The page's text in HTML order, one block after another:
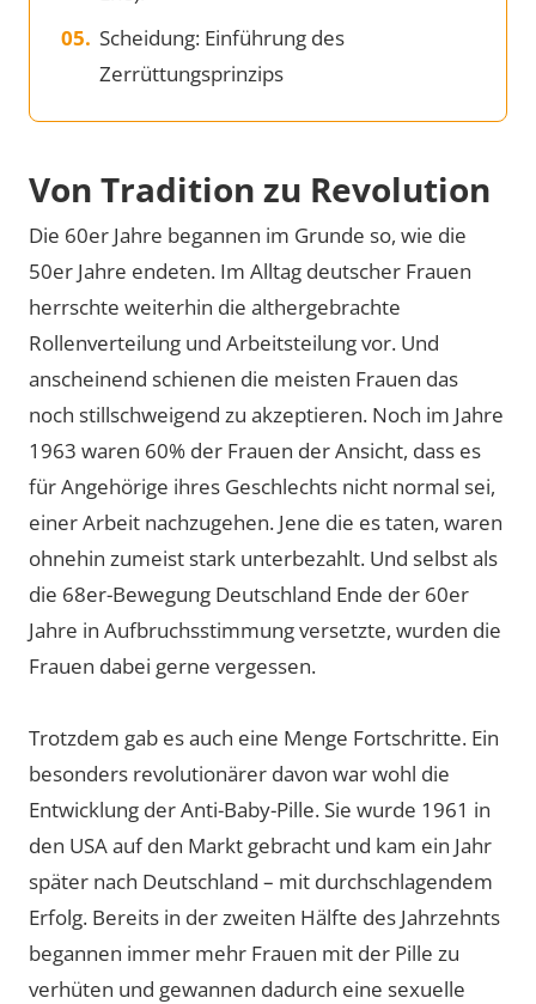
Scheidung: Einführung des
Zerrüttungsprinzips
Von Tradition zu Revolution
Die 60er Jahre begannen im Grunde so, wie die
50er Jahre endeten. Im Alltag deutscher Frauen
herrschte weiterhin die althergebrachte
Rollenverteilung und Arbeitsteilung vor. Und
anscheinend schienen die meisten Frauen das
noch stillschweigend zu akzeptieren. Noch im Jahre
1963 waren 60% der Frauen der Ansicht, dass es
für Angehörige ihres Geschlechts nicht normal sei,
einer Arbeit nachzugehen. Jene die es taten, waren
ohnehin zumeist stark unterbezahlt. Und selbst als
die 68er-Bewegung Deutschland Ende der 60er
Jahre in Aufbruchsstimmung versetzte, wurden die
Frauen dabei gerne vergessen.
Trotzdem gab es auch eine Menge Fortschritte. Ein
besonders revolutionärer davon war wohl die
Entwicklung der Anti-Baby-Pille. Sie wurde 1961 in
den USA auf den Markt gebracht und kam ein Jahr
später nach Deutschland – mit durchschlagendem
Erfolg. Bereits in der zweiten Hälfte des Jahrzehnts
begannen immer mehr Frauen mit der Pille zu
verhüten und gewannen dadurch eine sexuelle